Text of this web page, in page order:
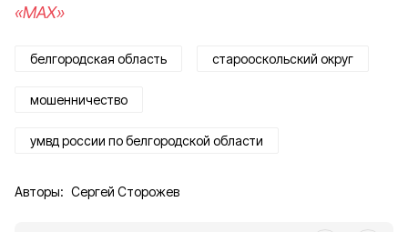
«MAX»
белгородская область старооскольский округ
мошенничество
умвд россии по белгородской области
Авторы: Сергей Сторожев